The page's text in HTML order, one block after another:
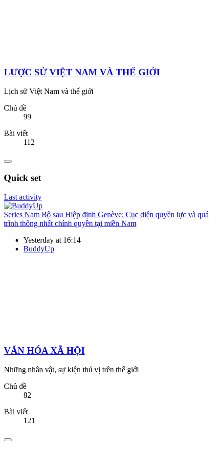
LƯỢC SỬ VIỆT NAM VÀ THẾ GIỚI
Lịch sử Việt Nam và thế giới
Chủ đề
99
Bài viết
112
Quick set
Last activity
Series Nam Bộ sau Hiệp định Genève: Cục diện quyền lực và quá
trình thống nhất chính quyền tại miền Nam
Yesterday at 16:14
BuddyUp
VĂN HÓA XÃ HỘI
Những nhân vật, sự kiện thú vị trên thế giới
Chủ đề
82
Bài viết
121